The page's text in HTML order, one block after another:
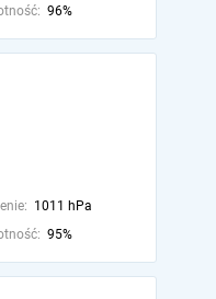
96%
1011 hPa
95%